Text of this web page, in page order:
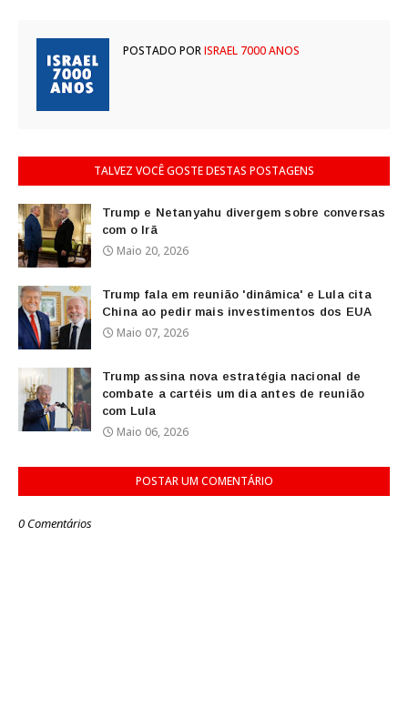
POSTADO PORISRAEL 7000 ANOS
TALVEZ VOCÊ GOSTE DESTAS POSTAGENS
Trump e Netanyahu divergem sobre conversas
com o Irã
Maio 20, 2026
Trump fala em reunião 'dinâmica' e Lula cita
China ao pedir mais investimentos dos EUA
Maio 07, 2026
Trump assina nova estratégia nacional de
combate a cartéis um dia antes de reunião
com Lula
Maio 06, 2026
POSTAR UM COMENTÁRIO
0 Comentários